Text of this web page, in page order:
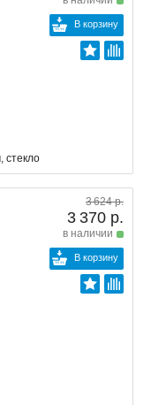
В корзину
стекло
3 624 р.
3 370 р.
в наличии
В корзину